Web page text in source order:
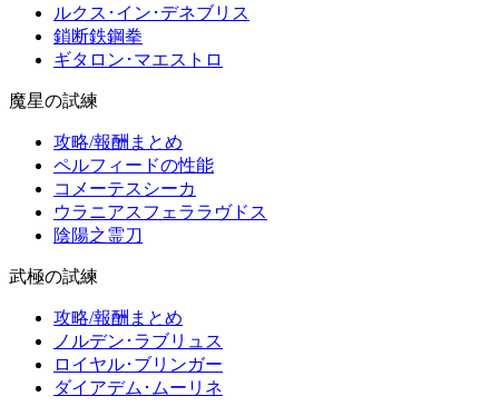
ルクス･イン･デネブリス
鎖断鉄鋼拳
ギタロン･マエストロ
魔星の試練
攻略/報酬まとめ
ペルフィードの性能
コメーテスシーカ
ウラニアスフェララヴドス
陰陽之霊刀
武極の試練
攻略/報酬まとめ
ノルデン･ラブリュス
ロイヤル･ブリンガー
ダイアデム･ムーリネ